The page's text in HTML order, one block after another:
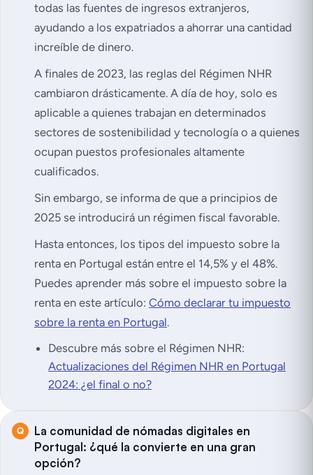
todas las fuentes de ingresos extranjeros,
ayudando a los expatriados a ahorrar una cantidad
increíble de dinero.
A finales de 2023, las reglas del Régimen NHR
cambiaron drásticamente. A día de hoy, solo es
aplicable a quienes trabajan en determinados
sectores de sostenibilidad y tecnología o a quienes
ocupan puestos profesionales altamente
cualificados.
Sin embargo, se informa de que a principios de
2025 se introducirá un régimen fiscal favorable.
Hasta entonces, los tipos del impuesto sobre la
renta en Portugal están entre el 14,5% y el 48%.
Puedes aprender más sobre el impuesto sobre la
renta en este artículo: Cómo declarar tu impuesto
sobre la renta en Portugal.
Descubre más sobre el Régimen NHR:
Actualizaciones del Régimen NHR en Portugal
2024: ¿el final o no?
La comunidad de nómadas digitales en
Portugal: ¿qué la convierte en una gran
opción?